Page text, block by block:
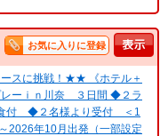
お気に入りに登録
スに挑戦！★★ 《ホテル＋
ーｉｎ川奈 ３日間 ◆２ラ
付 ◆２名様より受付 ＜1
2026年10月出発（一部設定